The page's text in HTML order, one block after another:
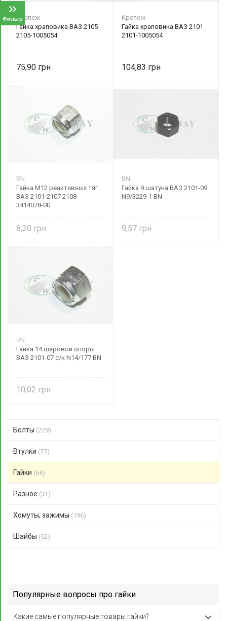
ФильтрКрепеж
Гайка храповика ВАЗ 2105
2105-1005054
75,90
Крепеж
Гайка храповика ВАЗ 2101
2101-1005054
104,83
BN
Гайка М12 реактивных тяг
ВАЗ 2101-2107 2108-
3414078-00
8,20
BN
Гайка 9 шатуна ВАЗ 2101-09
N9/3229-1 BN
9,57
BN
Гайка 14 шаровой опоры
ВАЗ 2101-07 с/к N14/177 BN
10,02
Болты (229)
Втулки (77)
Гайки (64)
Разное (31)
Хомуты, зажимы (196)
Шайбы (52)
Популярные вопросы про гайки
Какие самые популярные товары гайки?